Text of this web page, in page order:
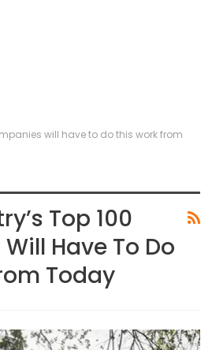
will have to do this work from
Top 100
Have To Do
Today